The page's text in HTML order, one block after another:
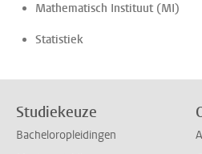
Mathematisch Instituut (MI)
Statistiek
Studiekeuze
Bacheloropleidingen